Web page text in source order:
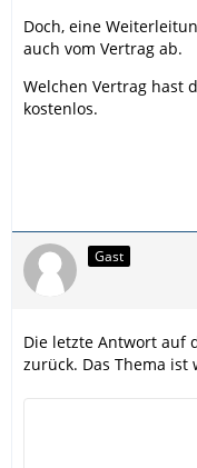
Doch, eine
auch vom Vertrag ab.
Welchen Vertrag hast
kostenlos.
Gast
Die letzte Antwort auf
zurück. Das Thema